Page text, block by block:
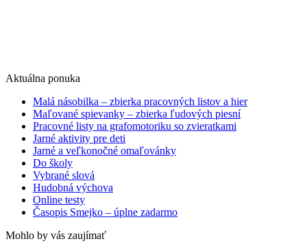
Aktuálna ponuka
Malá násobilka – zbierka pracovných listov a hier
Maľované spievanky – zbierka ľudových piesní
Pracovné listy na grafomotoriku so zvieratkami
Jarné aktivity pre deti
Jarné a veľkonočné omaľovánky
Do školy
Vybrané slová
Hudobná výchova
Online testy
Časopis Smejko – úplne zadarmo
Mohlo by vás zaujímať